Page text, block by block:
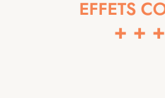
EFFETS
+ + +